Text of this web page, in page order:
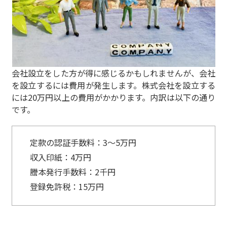
会社設立をした方が得に感じるかもしれませんが、会社
を設立するには費用が発生します。株式会社を設立する
には20万円以上の費用がかかります。内訳は以下の通り
です。
定款の認証手数料：3～5万円
収入印紙：4万円
謄本発行手数料：2千円
登録免許税：15万円